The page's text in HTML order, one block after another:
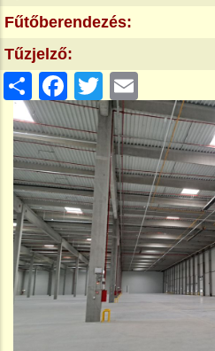
Fűtőberendezés:
Tűzjelző:
ShareFacebook
Twitter